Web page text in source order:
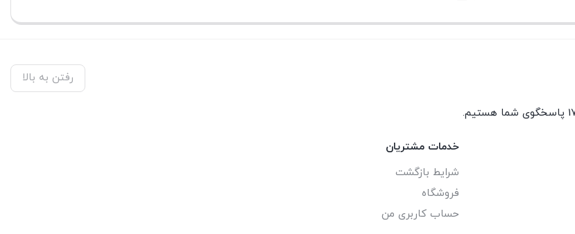
رفتن به بالا
خدمات مشتریان
شرایط بازگشت
فروشگاه
حساب کاربری من